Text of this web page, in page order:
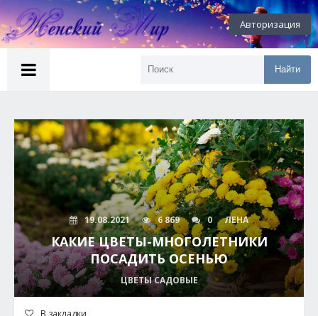
Авторизация
Найти
19.08.2021 6 869 0 ЛЕНА
КАКИЕ ЦВЕТЫ-МНОГОЛЕТНИКИ
ПОСАДИТЬ ОСЕНЬЮ
ЦВЕТЫ САДОВЫЕ
В закладки